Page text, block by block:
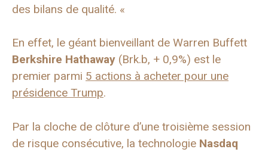
des bilans de qualité. «
En effet, le géant bienveillant de Warren Buffett
Berkshire Hathaway (Brk.b, + 0,9%) est le
premier parmi 5 actions à acheter pour une
présidence Trump.
Par la cloche de clôture d’une troisième session
de risque consécutive, la technologie Nasdaq